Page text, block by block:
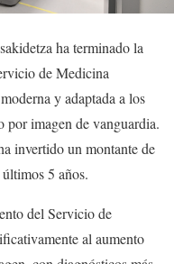
ha terminado la
de Medicina
y adaptada a los
por imagen de vanguardia.
invertido un montante de
5 años.
del Servicio de
al aumento